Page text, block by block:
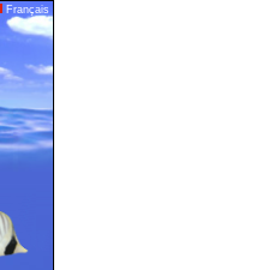
Français